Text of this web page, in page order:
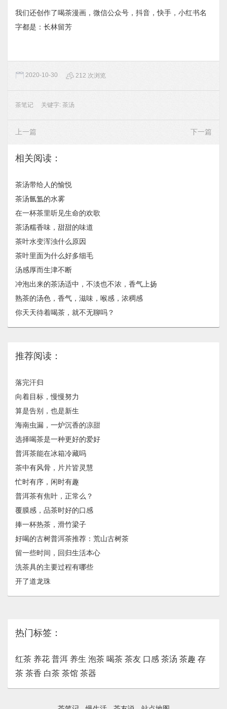
我们还创作了喝茶漫画，微信公众号，抖音，快手，小红书名
字都是：长林留芳
2020-10-30 212 次浏览
茶笔记 关键字: 茶汤
上一篇 下一篇
相关阅读：
茶汤带给人的愉悦
茶汤氤氲的水雾
在一杯茶里听见生命的欢歌
茶汤糯香味，甜甜的味道
茶叶水变浑浊什么原因
茶叶里面为什么好多细毛
汤感厚而生津不断
冲泡出来的茶汤适中，不淡也不浓，香气上扬
熟茶的汤色，香气，滋味，喉感，浓稠感
你天天待着喝茶，就不无聊吗？
推荐阅读：
落完汗归
向着目标，慢慢努力
算是告别，也是新生
海南虫漏，一炉沉香的凉甜
选择喝茶是一种更好的爱好
普洱茶能在冰箱冷藏吗
茶中有风骨，片片皆灵慧
忙时有序，闲时有趣
普洱茶有焦叶，正常么？
覆膜感，品茶时好的口感
捧一杯热茶，滑竹梁子
好喝的古树普洱茶推荐：荒山古树茶
留一些时间，回归生活本心
洗茶具的主要过程有哪些
开了道龙珠
热门标签：
红茶 养花 普洱 养生 泡茶 喝茶 茶友 口感 茶汤 茶趣 存
茶 茶香 白茶 茶馆 茶器